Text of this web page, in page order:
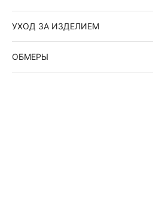
УХОД ЗА ИЗДЕЛИЕМ
ОБМЕРЫ